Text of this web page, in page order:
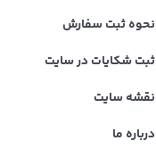
نحوه ثبت سفارش
ثبت شکایات در سایت
نقشه سایت
درباره ما